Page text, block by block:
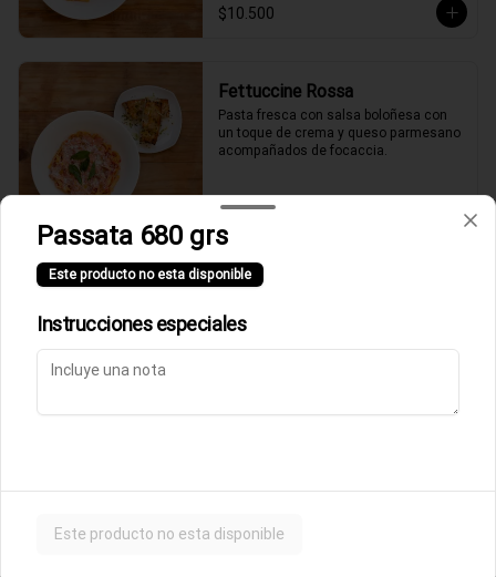
$10.500
Fettuccine Rossa
Pasta fresca con salsa boloñesa con
un toque de crema y queso parmesano
acompañados de focaccia.
$10.500
Parmigiana de Berenjena
Lasagna de berenjenas con salsa
rossa (tomates italianos triturados y un
toque de crema) y queso parmesano.
$9.500
Ñoquis a la Rossa
queso parmesano acompañados de
Passata 680 grs
Este producto no esta disponible
Instrucciones especiales
Este producto no esta disponible